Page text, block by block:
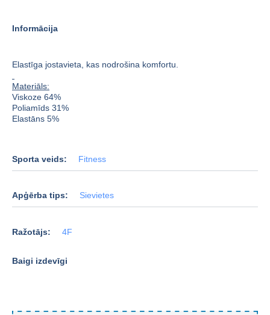
Informācija
Elastīga jostavieta, kas nodrošina komfortu.
Materiāls:
Viskoze 64%
Poliamīds 31%
Elastāns 5%
Sporta veids: Fitness
Apģērba tips: Sievietes
Ražotājs: 4F
Baigi izdevīgi